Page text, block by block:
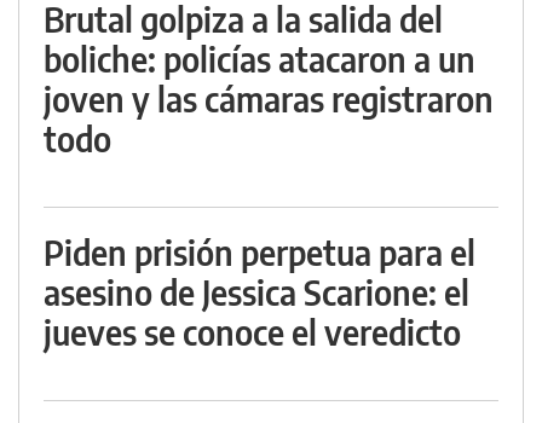
Brutal golpiza a la salida del
boliche: policías atacaron a un
joven y las cámaras registraron
todo
Piden prisión perpetua para el
asesino de Jessica Scarione: el
jueves se conoce el veredicto